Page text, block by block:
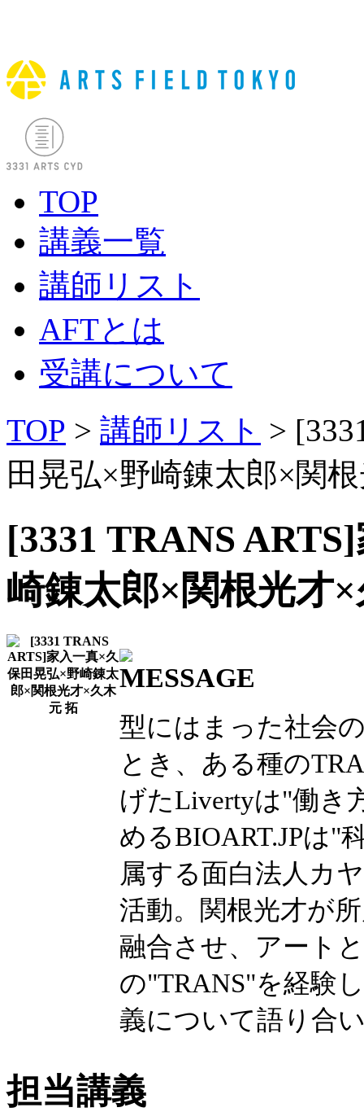
TOP
講義一覧
講師リスト
AFTとは
受講について
TOP > 講師リスト >
田晃弘×野崎錬太郎×関
[3331 TRANS
崎錬太郎×関根光才
型にはまった社会
とき、ある種の
げたLivertyは"働き
めるBIOART.JPは"
属する面白法人カ
活動。関根光才が
融合させ、アート
の"TRANS"を経験
義について語り合
担当講義